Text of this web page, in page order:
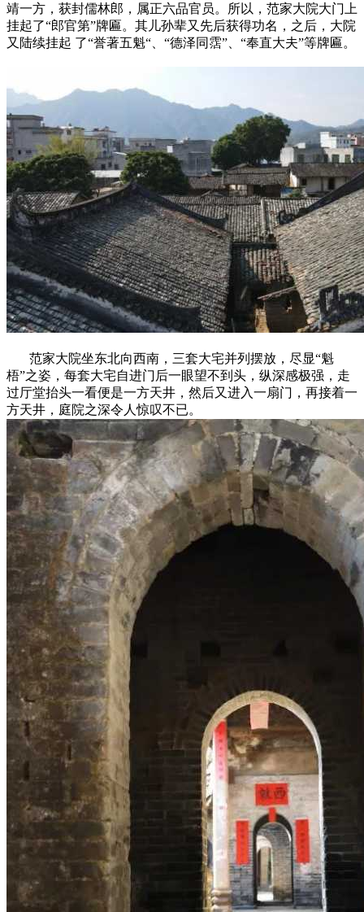
靖一方，获封儒林郎，属正六品官员。所以，范家大院大门上
挂起了“郎官第”牌匾。其儿孙辈又先后获得功名，之后，大院
又陆续挂起 了“誉著五魁“、“德泽同霑”、“奉直大夫”等牌匾。
范家大院坐东北向西南，三套大宅并列摆放，尽显“魁
梧”之姿，每套大宅自进门后一眼望不到头，纵深感极强，走
过厅堂抬头一看便是一方天井，然后又进入一扇门，再接着一
方天井，庭院之深令人惊叹不已。